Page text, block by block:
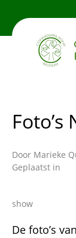
naar
Door Marieke
Geplaatst in
show
De foto’s